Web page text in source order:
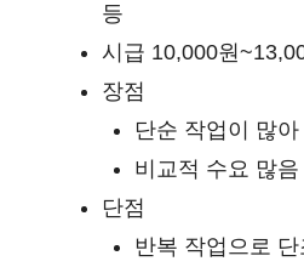
등
시급 10,000원
장점
단순 작업이 많
비교적 수요 많음
단점
반복 작업으로 단